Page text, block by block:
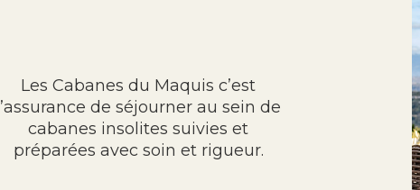
Les Cabanes du Maquis c’est
l’assurance de séjourner au sein de
cabanes insolites suivies et
préparées avec soin et rigueur.